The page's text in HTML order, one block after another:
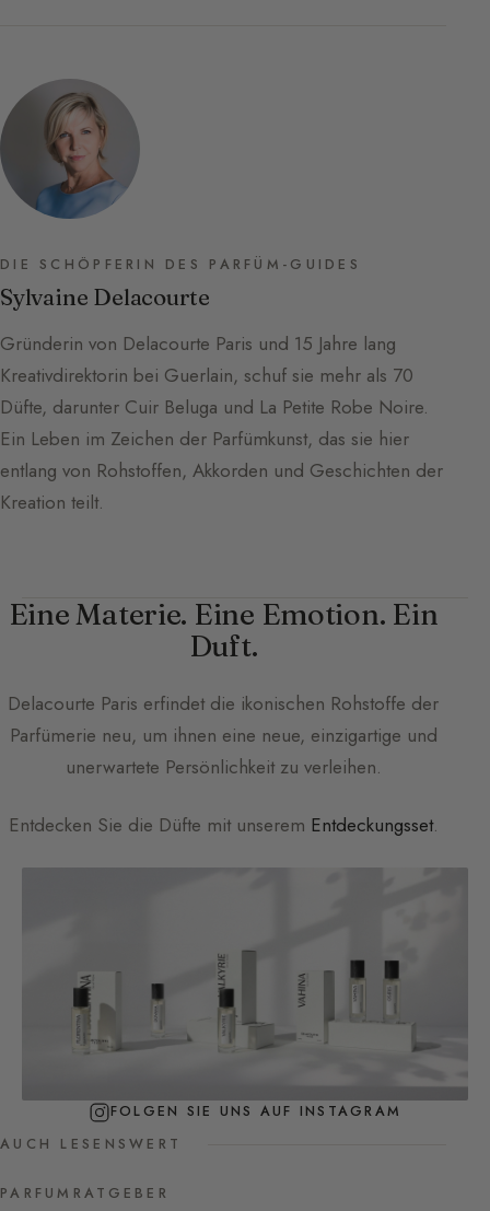
DIE SCHÖPFERIN DES PARFÜM-GUIDES
Sylvaine Delacourte
Gründerin von Delacourte Paris und 15 Jahre lang
Kreativdirektorin bei Guerlain, schuf sie mehr als 70
Düfte, darunter Cuir Beluga und La Petite Robe Noire.
Ein Leben im Zeichen der Parfümkunst, das sie hier
entlang von Rohstoffen, Akkorden und Geschichten der
Kreation teilt.
Eine Materie. Eine Emotion. Ein
Duft.
Delacourte Paris erfindet die ikonischen Rohstoffe der
Parfümerie neu, um ihnen eine neue, einzigartige und
unerwartete Persönlichkeit zu verleihen.
Entdecken Sie die Düfte mit unserem Entdeckungsset.
FOLGEN SIE UNS AUF INSTAGRAM
AUCH LESENSWERT
PARFUMRATGEBER